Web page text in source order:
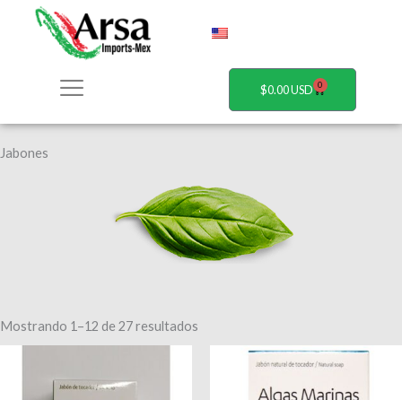
$0.00 0
Carrito
Jabones
Mostrando 1–12 de 27 resultados